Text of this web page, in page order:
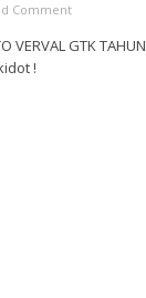
Comment
VERVAL GTK TAHUN
!